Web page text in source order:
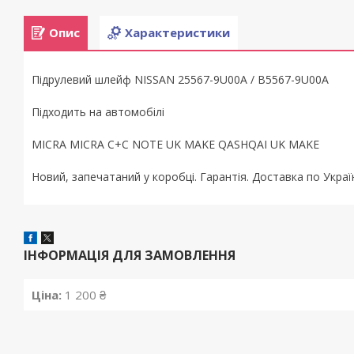
Опис Характеристики
Підрулевий шлейф NISSAN 25567-9U00A / B5567-9U00A
Підходить на автомобілі
MICRA MICRA C+C NOTE UK MAKE QASHQAI UK MAKE
Новий, запечатаний у коробці. Гарантія. Доставка по
ІНФОРМАЦІЯ ДЛЯ ЗАМОВЛЕННЯ
Ціна: 1 200 ₴